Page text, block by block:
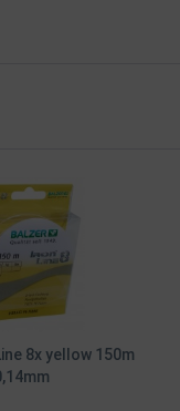
8x yellow 150m